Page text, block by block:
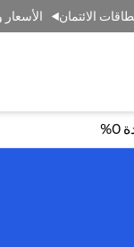
الائتمان